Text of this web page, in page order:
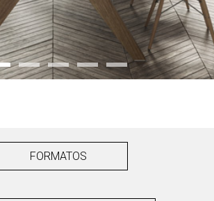
FORMATOS